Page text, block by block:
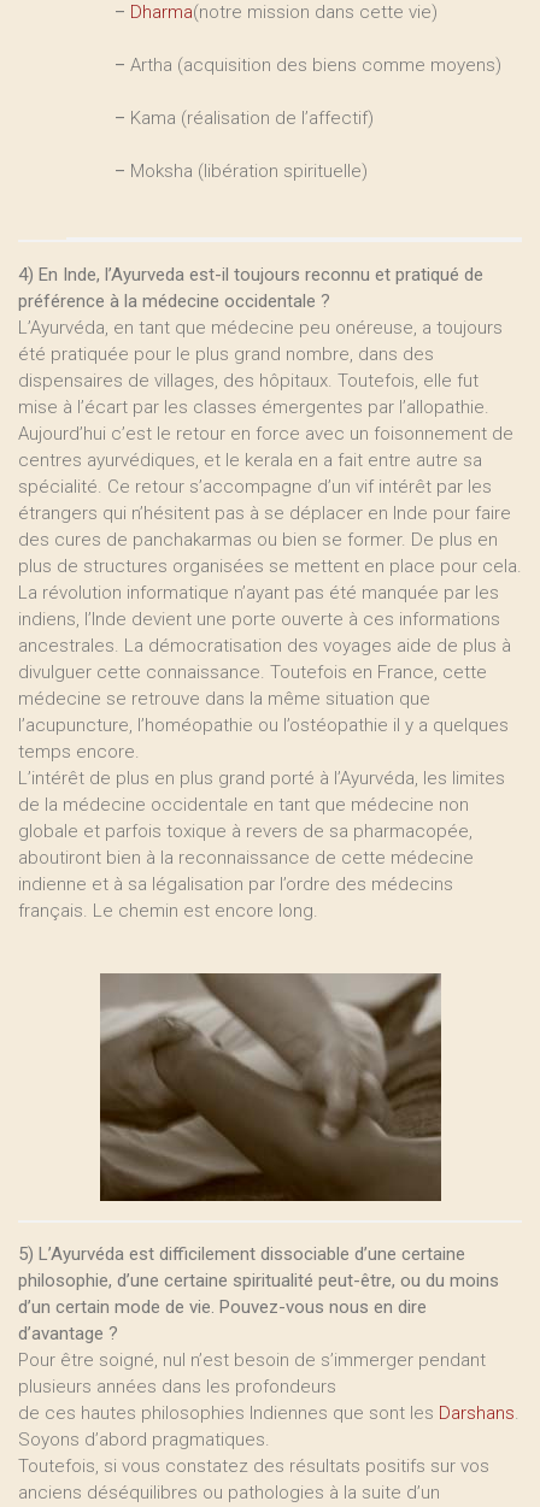
– Dharma(notre mission dans cette vie)
– Artha (acquisition des biens comme moyens)
– Kama (réalisation de l’affectif)
– Moksha (libération spirituelle)
4) En Inde, l’Ayurveda est-il toujours reconnu et pratiqué de
préférence à la médecine occidentale ?
L’Ayurvéda, en tant que médecine peu onéreuse, a toujours
été pratiquée pour le plus grand nombre, dans des
dispensaires de villages, des hôpitaux. Toutefois, elle fut
mise à l’écart par les classes émergentes par l’allopathie.
Aujourd’hui c’est le retour en force avec un foisonnement de
centres ayurvédiques, et le kerala en a fait entre autre sa
spécialité. Ce retour s’accompagne d’un vif intérêt par les
étrangers qui n’hésitent pas à se déplacer en Inde pour faire
des cures de panchakarmas ou bien se former. De plus en
plus de structures organisées se mettent en place pour cela.
La révolution informatique n’ayant pas été manquée par les
indiens, l’Inde devient une porte ouverte à ces informations
ancestrales. La démocratisation des voyages aide de plus à
divulguer cette connaissance. Toutefois en France, cette
médecine se retrouve dans la même situation que
l’acupuncture, l’homéopathie ou l’ostéopathie il y a quelques
temps encore.
L’intérêt de plus en plus grand porté à l’Ayurvéda, les limites
de la médecine occidentale en tant que médecine non
globale et parfois toxique à revers de sa pharmacopée,
aboutiront bien à la reconnaissance de cette médecine
indienne et à sa légalisation par l’ordre des médecins
français. Le chemin est encore long.
5) L’Ayurvéda est difficilement dissociable d’une certaine
philosophie, d’une certaine spiritualité peut-être, ou du moins
d’un certain mode de vie. Pouvez-vous nous en dire
d’avantage ?
Pour être soigné, nul n’est besoin de s’immerger pendant
plusieurs années dans les profondeurs
de ces hautes philosophies Indiennes que sont les Darshans.
Soyons d’abord pragmatiques.
Toutefois, si vous constatez des résultats positifs sur vos
anciens déséquilibres ou pathologies à la suite d’un